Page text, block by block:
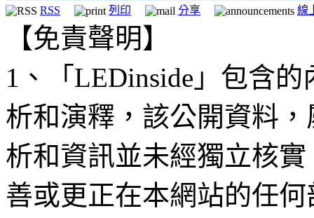
RSS
列印 分享 線
【免責聲明】
1、「LEDinside」包含
析和演釋，該公開資料
析和資訊並未經獨立核
善或更正在本網站的任